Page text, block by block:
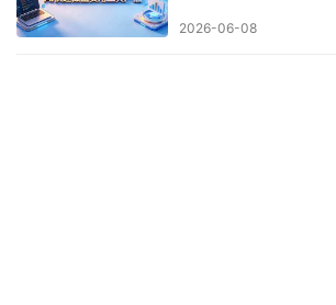
2026-06-08